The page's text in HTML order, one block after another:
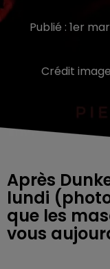
Publié : 1er
Crédit
Après
lundi
que les
vous